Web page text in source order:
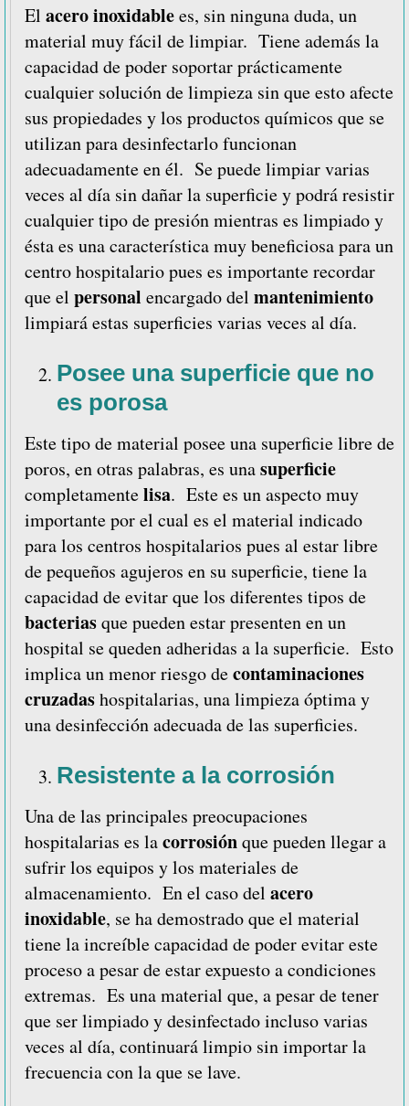
El acero inoxidablees, sin ninguna duda, un
material muy fácil de limpiar. Tiene además la
capacidad de poder soportar prácticamente
cualquier solución de limpieza sin que esto afecte
sus propiedades y los productos químicos que se
utilizan para desinfectarlo funcionan
adecuadamente en él. Se puede limpiar varias
veces al día sin dañar la superficie y podrá resistir
cualquier tipo de presión mientras es limpiado y
ésta es una característica muy beneficiosa para un
centro hospitalario pues es importante recordar
que el personal encargado del mantenimiento
limpiará estas superficies varias veces al día.
Posee una superficie que no
es porosa
Este tipo de material posee una superficie libre de
poros, en otras palabras, es unasuperficie
completamentelisa. Este es un aspecto muy
importante por el cual es el material indicado
para los centros hospitalarios pues al estar libre
de pequeños agujeros en su superficie, tiene la
capacidad de evitar que los diferentes tipos de
bacteriasque pueden estar presenten en un
hospital se queden adheridas a la superficie. Esto
implica un menor riesgo decontaminaciones
cruzadashospitalarias, una limpieza óptima y
una desinfección adecuada de las superficies.
Resistente a la corrosión
Una de las principales preocupaciones
hospitalarias es lacorrosiónque pueden llegar a
sufrir los equipos y los materiales de
almacenamiento. En el caso del acero
inoxidable, se ha demostrado que el material
tiene la increíble capacidad de poder evitar este
proceso a pesar de estar expuesto a condiciones
extremas. Es una material que, a pesar de tener
que ser limpiado y desinfectado incluso varias
veces al día, continuará limpio sin importar la
frecuencia con la que se lave.